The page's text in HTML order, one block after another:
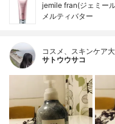
jemile fran(ジェミー
メルティバター
コスメ、スキンケア
サトウウサコ